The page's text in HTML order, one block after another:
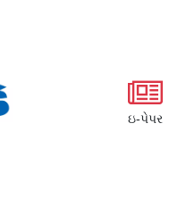
ઇ-પેપર